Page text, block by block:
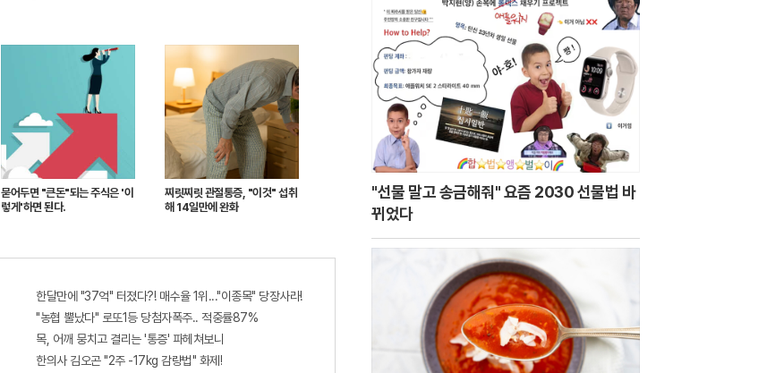
묻어두면 "큰돈"되는 주식은 '이
렇게'하면 된다.
찌릿찌릿 관절통증, "이것" 섭취
해 14일만에 완화
한달만에 "37억" 터졌다?! 매수율 1위..."이종목" 당장사라!
"농협 뿔났다" 로또1등 당첨자폭주.. 적중률87%
목, 어깨 뭉치고 결리는 '통증' 파헤쳐보니
한의사 김오곤 "2주 -17kg 감량법" 화제!
"선물 말고 송금해줘" 요즘 2030 선물법 바
뀌었다